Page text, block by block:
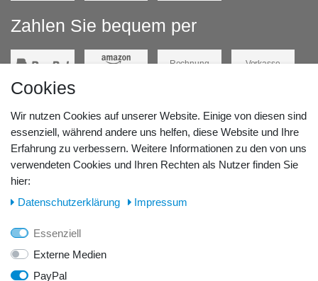
Zahlen Sie bequem per
Rechnung Vorkasse
Unsere Lageradresse:
GeBOOTE24 - Martin Rolle & Iris Kleiner GbR
Tel.: 0176 42 28 58 17
Cookies
Wir nutzen Cookies auf unserer Website. Einige von diesen sind
essenziell, während andere uns helfen, diese Website und Ihre
Erfahrung zu verbessern. Weitere Informationen zu den von uns
verwendeten Cookies und Ihren Rechten als Nutzer finden Sie
hier:
Daten­schutz­erklärung
Impressum
Essenziell
Externe Medien
PayPal